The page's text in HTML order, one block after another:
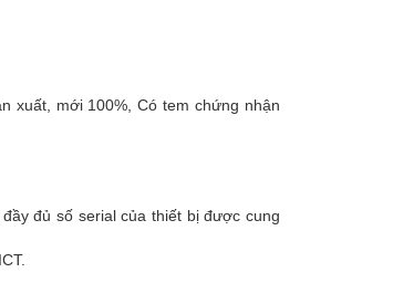
xuất, mới 100%, Có tem chứng nhận
đủ số serial của thiết bị được cung